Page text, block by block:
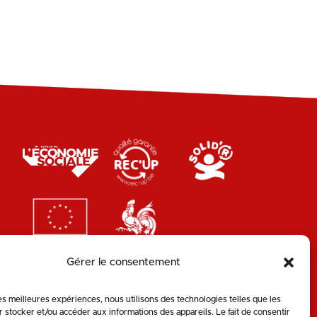
Gérer le consentement
meilleures expériences, nous utilisons des technologies telles que les
stocker et/ou accéder aux informations des appareils. Le fait de consentir